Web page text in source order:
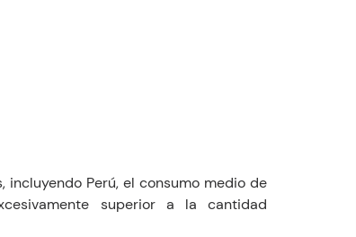
incluyendo Perú, el consumo medio de
superior a la cantidad